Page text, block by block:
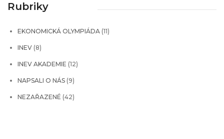
Rubriky
EKONOMICKÁ OLYMPIÁDA (11)
INEV (8)
INEV AKADEMIE (12)
NAPSALI O NÁS (9)
NEZAŘAZENÉ (42)